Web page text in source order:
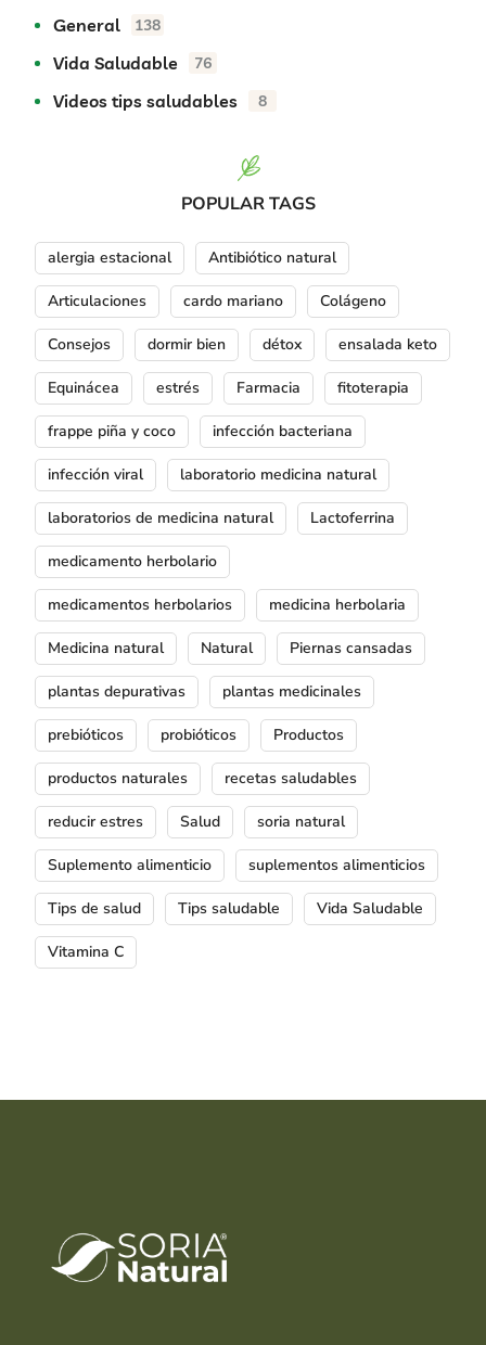
General 138
Vida Saludable 76
Videos tips saludables 8
POPULAR TAGS
alergia estacional Antibiótico natural
Articulaciones cardo mariano Colágeno
Consejos dormir bien détox ensalada keto
Equinácea estrés Farmacia fitoterapia
frappe piña y coco infección bacteriana
infección viral laboratorio medicina natural
laboratorios de medicina natural Lactoferrina
medicamento herbolario
medicamentos herbolarios medicina herbolaria
Medicina natural Natural Piernas cansadas
plantas depurativas plantas medicinales
prebióticos probióticos Productos
productos naturales recetas saludables
reducir estres Salud soria natural
Suplemento alimenticio suplementos alimenticios
Tips de salud Tips saludable Vida Saludable
Vitamina C